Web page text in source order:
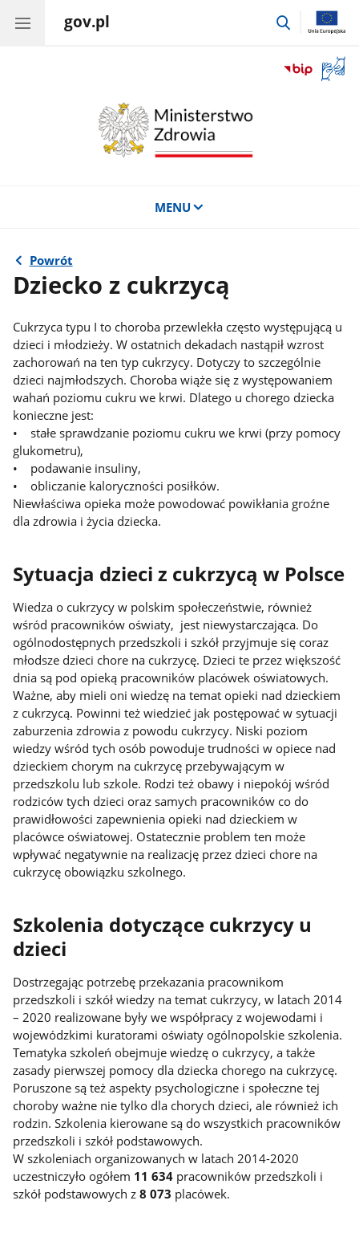
gov.pl
przejdź
okno
MENU
Powrót
Dziecko z cukrzycą
Cukrzyca typu I to choroba przewlekła często występującą u
dzieci i młodzieży. W ostatnich dekadach nastąpił wzrost
zachorowań na ten typ cukrzycy. Dotyczy to szczególnie
dzieci najmłodszych. Choroba wiąże się z występowaniem
wahań poziomu cukru we krwi. Dlatego u chorego dziecka
konieczne jest:
• stałe sprawdzanie poziomu cukru we krwi (przy pomocy
glukometru),
• podawanie insuliny,
• obliczanie kaloryczności posiłków.
Niewłaściwa opieka może powodować powikłania groźne
dla zdrowia i życia dziecka.
Sytuacja dzieci z cukrzycą w Polsce
Wiedza o cukrzycy w polskim społeczeństwie, również
wśród pracowników oświaty, jest niewystarczająca. Do
ogólnodostępnych przedszkoli i szkół przyjmuje się coraz
młodsze dzieci chore na cukrzycę. Dzieci te przez większość
dnia są pod opieką pracowników placówek oświatowych.
Ważne, aby mieli oni wiedzę na temat opieki nad dzieckiem
z cukrzycą. Powinni też wiedzieć jak postępować w sytuacji
zaburzenia zdrowia z powodu cukrzycy. Niski poziom
wiedzy wśród tych osób powoduje trudności w opiece nad
dzieckiem chorym na cukrzycę przebywającym w
przedszkolu lub szkole. Rodzi też obawy i niepokój wśród
rodziców tych dzieci oraz samych pracowników co do
prawidłowości zapewnienia opieki nad dzieckiem w
placówce oświatowej. Ostatecznie problem ten może
wpływać negatywnie na realizację przez dzieci chore na
cukrzycę obowiązku szkolnego.
Szkolenia dotyczące cukrzycy u
dzieci
Dostrzegając potrzebę przekazania pracownikom
przedszkoli i szkół wiedzy na temat cukrzycy, w latach 2014
– 2020 realizowane były we współpracy z wojewodami i
wojewódzkimi kuratorami oświaty ogólnopolskie szkolenia.
Tematyka szkoleń obejmuje wiedzę o cukrzycy, a także
zasady pierwszej pomocy dla dziecka chorego na cukrzycę.
Poruszone są też aspekty psychologiczne i społeczne tej
choroby ważne nie tylko dla chorych dzieci, ale również ich
rodzin. Szkolenia kierowane są do wszystkich pracowników
przedszkoli i szkół podstawowych.
W szkoleniach organizowanych w latach 2014-2020
uczestniczyło ogółem 11 634 pracowników przedszkoli i
szkół podstawowych z8 073 placówek.